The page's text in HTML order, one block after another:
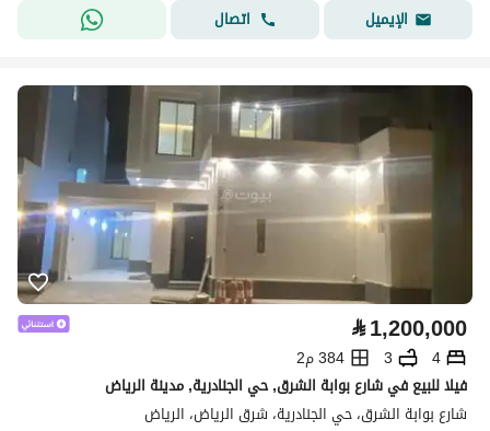
الإيميل
اتصال
⃁1,200,000
4
3
384 م2
فيلا للبيع في شارع بوابة الشرق, حي الجنادرية, مدينة الرياض
شارع بوابة الشرق، حي الجنادرية، شرق الرياض، الرياض